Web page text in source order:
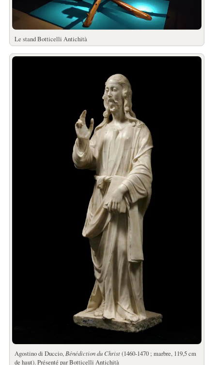
Le stand Botticelli Antichità
Agostino di Duccio, Bénédiction du Christ(1460-1470 ; marbre, 119,5 cm
de haut). Présenté par Botticelli Antichità